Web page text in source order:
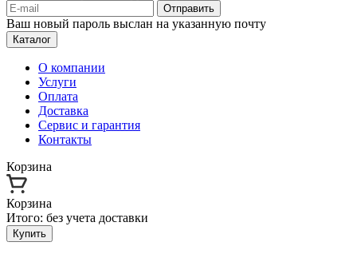
Отправить
Ваш новый пароль выслан на указанную почту
Каталог
О компании
Услуги
Оплата
Доставка
Сервис и гарантия
Контакты
Корзина
Корзина
Итого: без учета доставки
Купить